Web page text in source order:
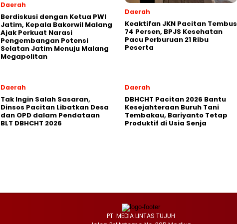
Daerah
Berdiskusi dengan Ketua PWI
Jatim, Kepala Bakorwil Malang
Ajak Perkuat Narasi
Pengembangan Potensi
Selatan Jatim Menuju Malang
Megapolitan
Daerah
Keaktifan JKN Pacitan Tembus
74 Persen, BPJS Kesehatan
Pacu Perburuan 21 Ribu
Peserta
Daerah
Tak Ingin Salah Sasaran,
Dinsos Pacitan Libatkan Desa
dan OPD dalam Pendataan
BLT DBHCHT 2026
Daerah
DBHCHT Pacitan 2026 Bantu
Kesejahteraan Buruh Tani
Tembakau, Bariyanto Tetap
Produktif di Usia Senja
PT. MEDIA LINTAS TUJUH